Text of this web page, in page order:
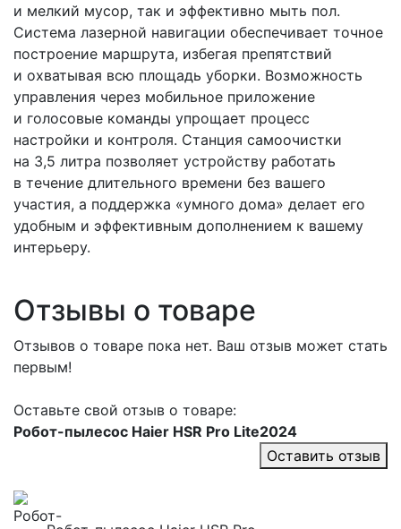
и мелкий мусор, так и эффективно мыть пол.
Система лазерной навигации обеспечивает точное
построение маршрута, избегая препятствий
и охватывая всю площадь уборки. Возможность
управления через мобильное приложение
и голосовые команды упрощает процесс
настройки и контроля. Станция самоочистки
на 3,5 литра позволяет устройству работать
в течение длительного времени без вашего
участия, а поддержка «умного дома» делает его
удобным и эффективным дополнением к вашему
интерьеру.
Отзывы о товаре
Отзывов о товаре пока нет. Ваш отзыв может стать
первым!
Оставьте свой отзыв о товаре:
Робот-пылесос Haier HSR Pro Lite2024
Оставить отзыв